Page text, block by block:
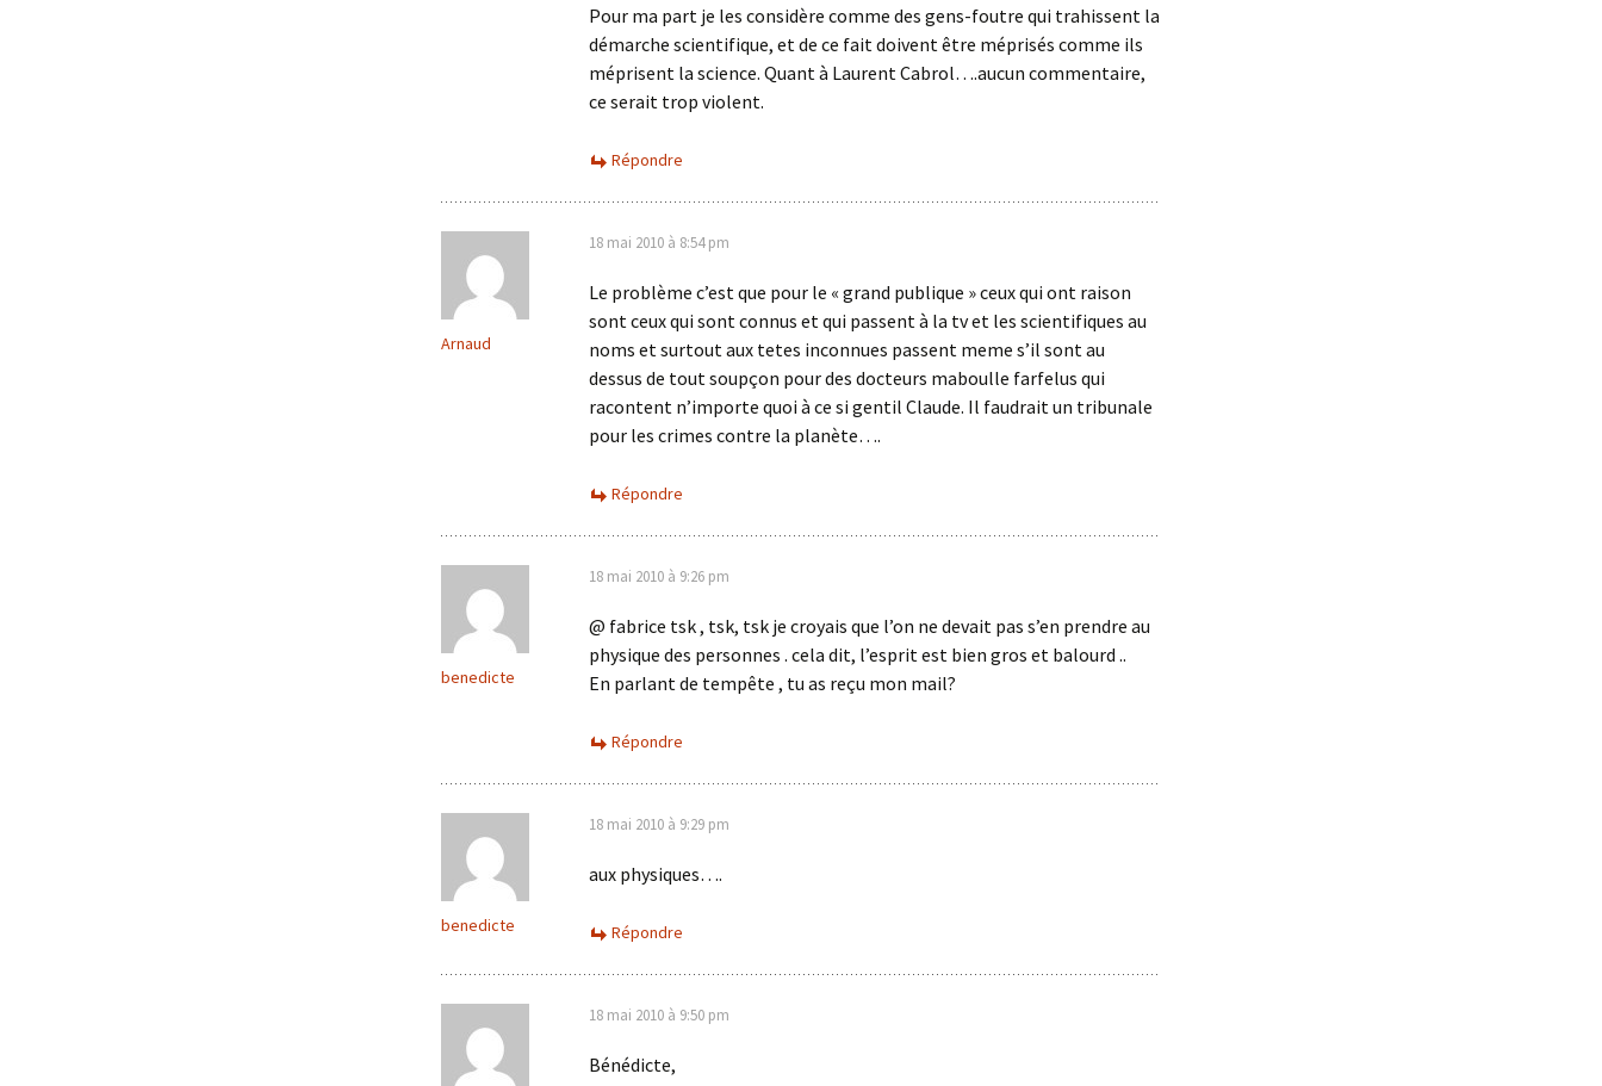
Pour ma part je les considère comme des gens-foutre qui trahissent la
démarche scientifique, et de ce fait doivent être méprisés comme ils
méprisent la science. Quant à Laurent Cabrol….aucun commentaire,
ce serait trop violent.
Répondre
Arnaud
18 mai 2010 à 8:54 pm
Le problème c’est que pour le « grand publique » ceux qui ont raison
sont ceux qui sont connus et qui passent à la tv et les scientifiques au
noms et surtout aux tetes inconnues passent meme s’il sont au
dessus de tout soupçon pour des docteurs maboulle farfelus qui
racontent n’importe quoi à ce si gentil Claude. Il faudrait un tribunale
pour les crimes contre la planète….
Répondre
benedicte
18 mai 2010 à 9:26 pm
@ fabrice tsk , tsk, tsk je croyais que l’on ne devait pas s’en prendre au
physique des personnes . cela dit, l’esprit est bien gros et balourd ..
En parlant de tempête , tu as reçu mon mail?
Répondre
benedicte
18 mai 2010 à 9:29 pm
aux physiques….
Répondre
18 mai 2010 à 9:50 pm
Bénédicte,